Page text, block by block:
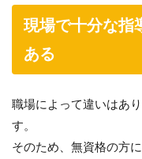
現場で十分な指
ある
職場によって違いはあ
す。
そのため、無資格の方